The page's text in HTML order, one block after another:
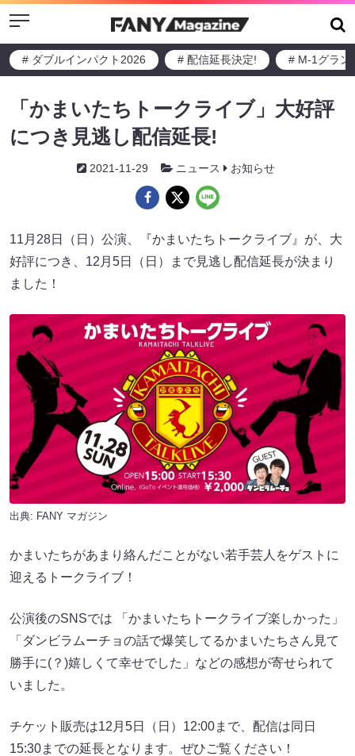
Menu
# ダブルインパクト2026 # 配信延長決定! # M-1グラン
「かまいたちトークライブ」大好評
につき見逃し配信延長!
2021-11-29 ニュース お知らせ
11月28日（日）公演、『かまいたちトークライブ』が、大
好評につき、12月5日（日）まで見逃し配信延長が決まり
ました！
出典: FANY マガジン
かまいたちがあまり絡んだことがない若手芸人をゲストに
迎えるトークライブ！
公演後のSNSでは 「かまいたちトークライブ楽しかった」
「ダンビラムーチョの話で爆笑してるかまいたちさん見て
勝手に(？)嬉しくて幸せでした」などの感想が寄せられて
いました。
チケット販売は12月5日（日）12:00まで、配信は同日
15:30までの延長となります。ぜひご覧ください！